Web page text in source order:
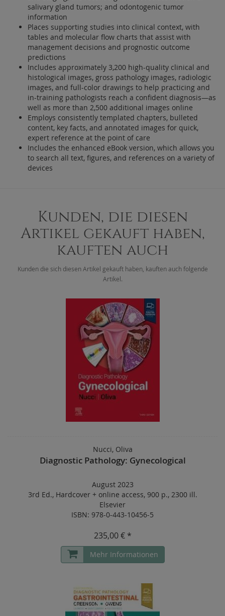
salivary gland tumors; and odontogenic tumor
information
Places supporting studies into clinical context, with
tables and molecular flow charts that assist with
management decisions and prognostic outcome
predictions
Includes approximately 3,200 high-quality clinical and
histological images, gross pathology images, radiologic
images, and full-color drawings to help practicing and
in-training pathologists reach a confident diagnosis—as
well as more than 2,500 additional images online
Employs consistently templated chapters, bulleted
content, key facts, and annotated images for quick,
expert reference at the point of care
Includes the enhanced eBook version, which allows you
to search all text, figures, and references on a variety of
devices
Kunden, die diesen
Artikel gekauft haben,
kauften auch
Kunden die sich diesen Artikel gekauft haben, kauften auch folgende
Artikel.
Nucci, Oliva
Diagnostic Pathology: Gynecological
August 2023
3rd Ed., Hardcover+ online access, 900 p., 2300 ill.
Elsevier
ISBN: 978-0-443-10456-5
235,00 € *
Mehr Informationen